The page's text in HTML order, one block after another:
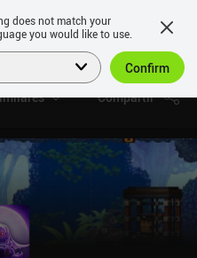
Compartir
does not match your
you would like to use.
Confirm